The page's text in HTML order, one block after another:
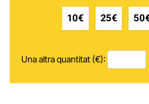
10€ 25€
Una altra quantitat (€):